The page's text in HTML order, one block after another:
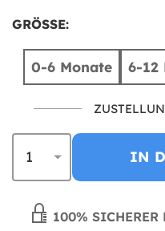
GRÖSSE:
0-6 Monate 6-12
IN
100%